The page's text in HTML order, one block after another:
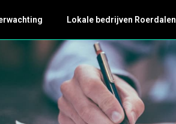
Lokale bedrijven Roerdalen